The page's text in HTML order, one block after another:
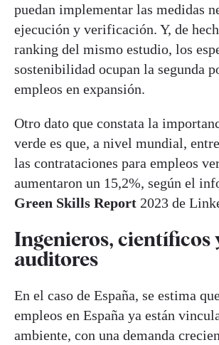
puedan implementar las medidas
ejecución y verificación. Y, de
ranking del mismo estudio, los
sostenibilidad ocupan la segunda
empleos en expansión.
Otro dato que constata la
verde es que, a nivel mundial,
las contrataciones para empleos
aumentaron un 15,2%, según el
Green Skills Report 2023 de
Ingenieros, científicos
auditores
En el caso de España, se estima
empleos en España ya están
ambiente, con una demanda